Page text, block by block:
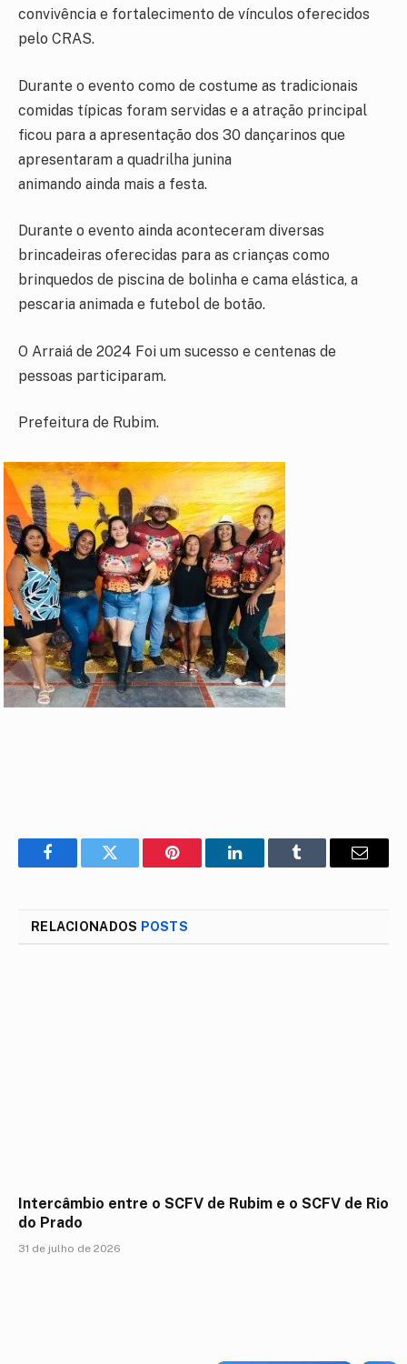
convivência e fortalecimento de vínculos oferecidos
pelo CRAS.
Durante o evento como de costume as tradicionais
comidas típicas foram servidas e a atração principal
ficou para a apresentação dos 30 dançarinos que
apresentaram a quadrilha junina
animando ainda mais a festa.
Durante o evento ainda aconteceram diversas
brincadeiras oferecidas para as crianças como
brinquedos de piscina de bolinha e cama elástica, a
pescaria animada e futebol de botão.
O Arraiá de 2024 Foi um sucesso e centenas de
pessoas participaram.
Prefeitura de Rubim.
FacebookTwitter Pinterest LinkedInTumblr
E-
RELACIONADOS POSTS
Intercâmbio entre o SCFV de Rubim e o SCFV de Rio
do Prado
31 de julho de 2026